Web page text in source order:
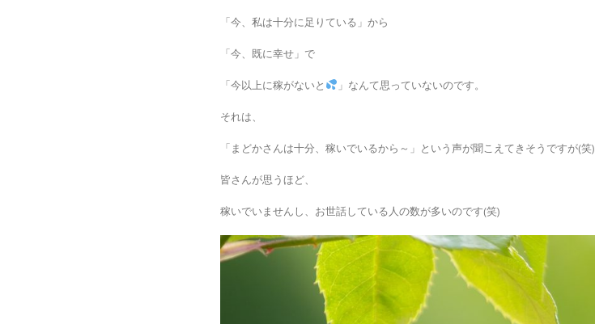
「今、私は十分に足りている」から
「今、既に幸せ」で
「今以上に稼がないと 」なんて思っていないのです。
それは、
「まどかさんは十分、稼いでいるから～」という声が聞こえてきそうですが(笑)
皆さんが思うほど、
稼いでいませんし、お世話している人の数が多いのです(笑)